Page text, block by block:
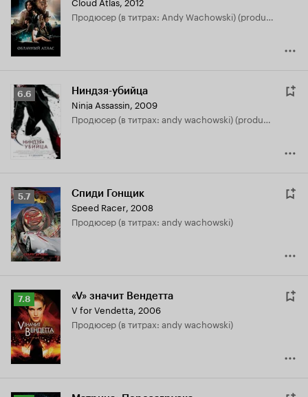
Кинопоиска
7.8
продюсер (в титрах: Andy Wachowski) (produced by)
Рейтинг
Кинопоиска
6.6
6.6 Ниндзя-убийца
Ninja Assassin, 2009
продюсер (в титрах: andy wachowski) (produced by)
Рейтинг
Кинопоиска
5.7
5.7 Спиди Гонщик
Speed Racer, 2008
продюсер (в титрах: andy wachowski)
Рейтинг
Кинопоиска
7.8
7.8 «V» значит Вендетта
V for Vendetta, 2006
продюсер (в титрах: andy wachowski)